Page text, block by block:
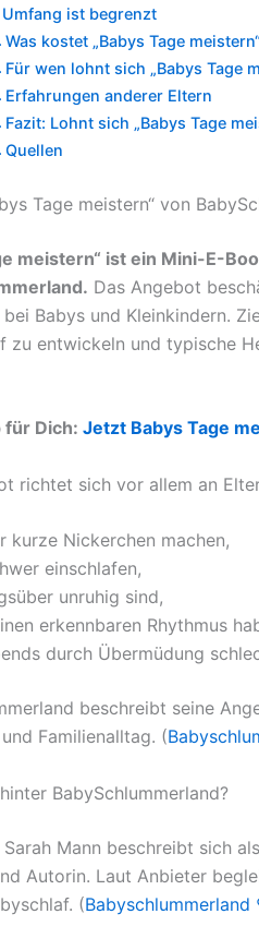
Umfang ist begrenzt
Was kostet „Babys Tage
Für wen lohnt sich „Babys Tage
Erfahrungen anderer Eltern
Fazit: Lohnt sich „Babys Tage
Quellen
Tage meistern“ von
meistern“ ist ein Mini-E-
Das Angebot
Babys und Kleinkindern.
zu entwickeln und typische
für Dich: Jetzt Babys Tage
richtet sich vor allem an
kurze Nickerchen machen,
einschlafen,
unruhig sind,
erkennbaren Rhythmus
durch Übermüdung
beschreibt seine
Familienalltag. (
BabySchlummerland?
Mann beschreibt sich
Autorin. Laut Anbieter
(